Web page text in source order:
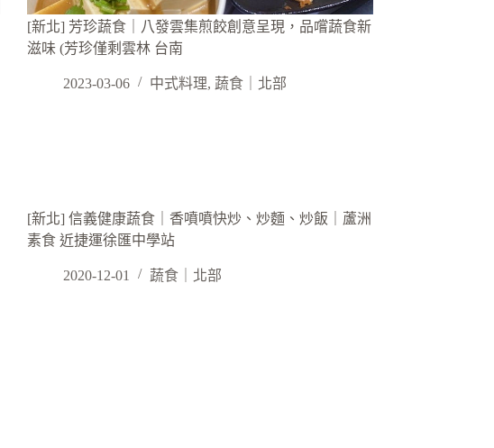
[新北] 芳珍蔬食｜八發雲集煎餃創意呈現，品嚐蔬食新
滋味 (芳珍僅剩雲林 台南
2023-03-06 中式料理, 蔬食｜北部
[新北] 信義健康蔬食｜香噴噴快炒、炒麵、炒飯｜蘆洲
素食 近捷運徐匯中學站
2020-12-01 蔬食｜北部